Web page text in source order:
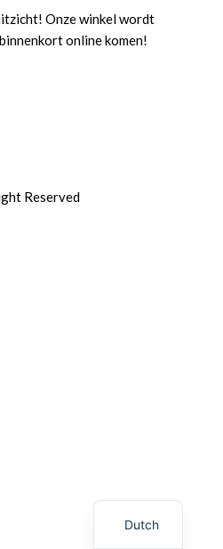
Onze winkel wordt
online komen!
Reserved
Dutch